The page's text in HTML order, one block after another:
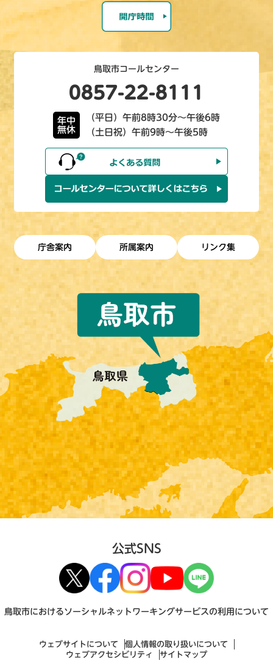
鳥取市コールセンター
0857-22-8111
年中
無休
（平日）午前8時30分～午後6時
（土日祝）午前9時～午後5時
庁舎案内 所属案内 リンク集
公式SNS
鳥取市におけるソーシャルネットワーキングサービスの利用について
ウェブサイトについて
個人情報の取り扱いについて
ウェブアクセシビリティ
サイトマップ